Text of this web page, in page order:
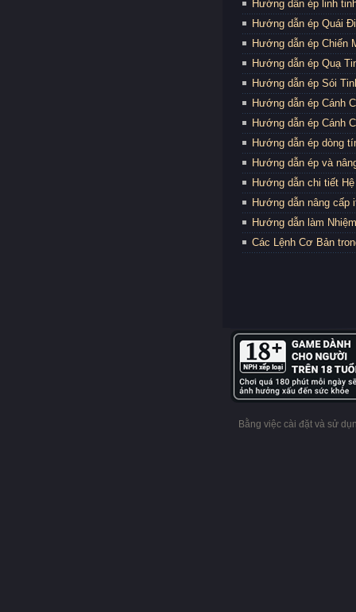
Hướng dẫn ép linh
Hướng dẫn ép Quái
Hướng dẫn ép Chiến
Hướng dẫn ép Quạ
Hướng dẫn ép Sói
Hướng dẫn ép Cánh
Hướng dẫn ép Cánh
Hướng dẫn ép dòng
Hướng dẫn ép và
Hướng dẫn chi tiết
Hướng dẫn nâng cấp
Hướng dẫn làm
Các Lệnh Cơ Bản
Bằng việc cài đặt và sử